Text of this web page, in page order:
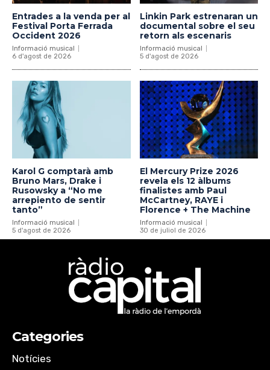
Entrades a la venda per al
Festival Porta Ferrada
Occident 2026
Informació musical
6 d'agost de 2026
Linkin Park estrenaran un
documental sobre el seu
retorn als escenaris
Informació musical
5 d'agost de 2026
Karol G comptarà amb
Bruno Mars, Drake i
Rusowsky a “No me
arrepiento de sentir
tanto”
Informació musical
5 d'agost de 2026
El Mercury Prize 2026
revela els 12 àlbums
finalistes amb Paul
McCartney, RAYE i
Florence + The Machine
Informació musical
30 de juliol de 2026
Categories
Notícies